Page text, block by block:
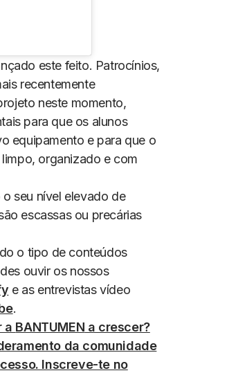
este feito. Patrocínios,
recentemente
neste momento,
para que os alunos
equipamento e para que o
organizado e com
seu nível elevado de
escassas ou precárias
o tipo de conteúdos
ouvir os nossos
e as entrevistas vídeo
.
a BANTUMEN a crescer?
da comunidade
Inscreve-te no